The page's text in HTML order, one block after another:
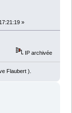
»
IP archivée
Flaubert ).